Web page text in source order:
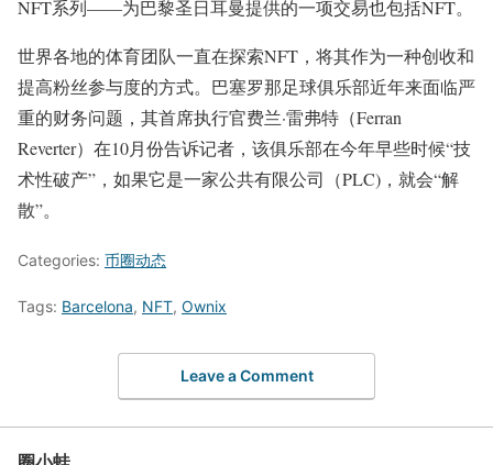
NFT系列——为巴黎圣日耳曼提供的一项交易也包括NFT。
世界各地的体育团队一直在探索NFT，将其作为一种创收和
提高粉丝参与度的方式。巴塞罗那足球俱乐部近年来面临严
重的财务问题，其首席执行官费兰·雷弗特（Ferran
Reverter）在10月份告诉记者，该俱乐部在今年早些时候“技
术性破产”，如果它是一家公共有限公司（PLC)，就会“解
散”。
Categories: 币圈动态
Tags: Barcelona, NFT, Ownix
Leave a Comment